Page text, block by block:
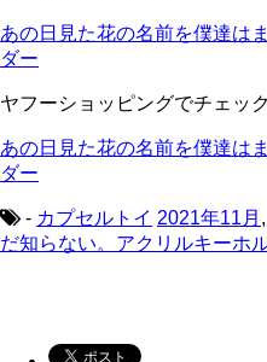
あの日見た花の名前を僕達は
ダー
ヤフーショッピングでチェック
あの日見た花の名前を僕達は
ダー
- カプセルトイ 2021年11月 ,
だ知らない。アクリルキーホ